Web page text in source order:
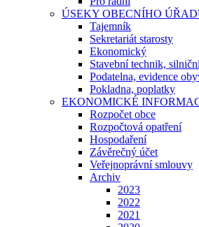
ÚSEKY OBECNÍHO
Tajemník
Sekretariát starosty
Ekonomický
Stavební technik,
Podatelna, evidence
Pokladna, poplatky
EKONOMICKÉ
Rozpočet obce
Rozpočtová opatření
Hospodaření
Závěrečný účet
Veřejnoprávní smlouvy
Archiv
2023
2022
2021